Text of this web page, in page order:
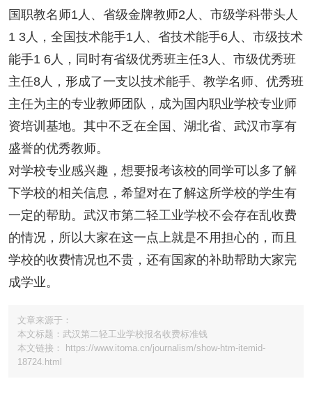
国职教名师1人、省级金牌教师2人、市级学科带头人
1 3人，全国技术能手1人、省技术能手6人、市级技术
能手1 6人，同时有省级优秀班主任3人、市级优秀班
主任8人，形成了一支以技术能手、教学名师、优秀班
主任为主的专业教师团队，成为国内职业学校专业师
资培训基地。其中不乏在全国、湖北省、武汉市享有
盛誉的优秀教师。
对学校专业感兴趣，想要报考该校的同学可以多了解
下学校的相关信息，希望对在了解这所学校的学生有
一定的帮助。武汉市第二轻工业学校不会存在乱收费
的情况，所以大家在这一点上就是不用担心的，而且
学校的收费情况也不贵，还有国家的补助帮助大家完
成学业。
文章来源于：
本文标题：武汉第二轻工业学校报名收费标准钱
本文链接： https://www.itoma.cn/journalism/show-htm-itemid-
18724.html